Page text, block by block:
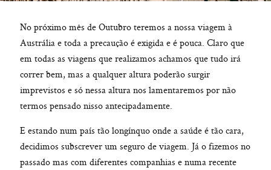
No próximo mês de Outubro teremos a nossa viagem à
Austrália e toda a precaução é exigida e é pouca. Claro que
em todas as viagens que realizamos achamos que tudo irá
correr bem, mas a qualquer altura poderão surgir
imprevistos e só nessa altura nos lamentaremos por não
termos pensado nisso antecipadamente.
E estando num país tão longínquo onde a saúde é tão cara,
decidimos subscrever um seguro de viagem. Já o fizemos no
passado mas com diferentes companhias e numa recente